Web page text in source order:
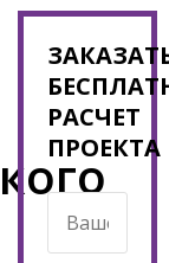
РАСЧЕТ
ПРОЕКТА
имя